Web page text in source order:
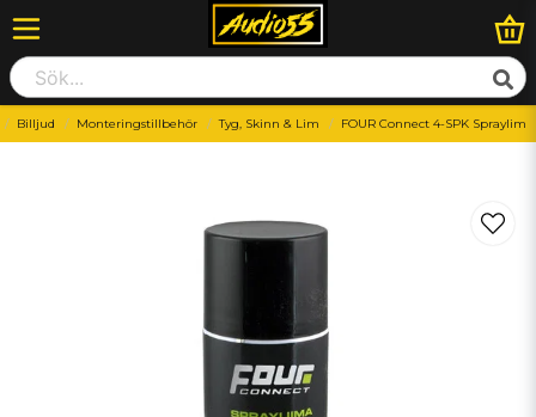
Billjud Monteringstillbehör Tyg, Skinn & Lim FOUR Connect 4-SPK Spraylim